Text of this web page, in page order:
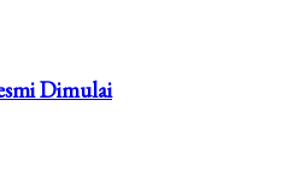
Dimulai